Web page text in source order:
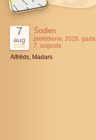
7
aug
2026
Šodien
piektdiena, 2026. gada
7. augusts
Alfrēds, Madars